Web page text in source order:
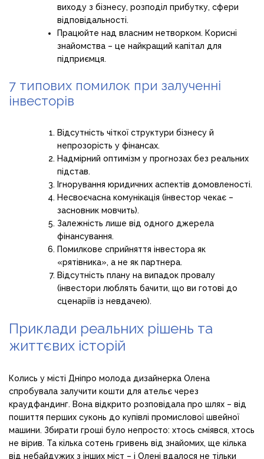
виходу з бізнесу, розподіл прибутку, сфери
відповідальності.
Працюйте над власним нетворком. Корисні
знайомства – це найкращий капітал для
підприємця.
7 типових помилок при залученні
інвесторів
Відсутність чіткої структури бізнесу й
непрозорість у фінансах.
Надмірний оптимізм у прогнозах без реальних
підстав.
Ігнорування юридичних аспектів домовленості.
Несвоєчасна комунікація (інвестор чекає –
засновник мовчить).
Залежність лише від одного джерела
фінансування.
Помилкове сприйняття інвестора як
«рятівника», а не як партнера.
Відсутність плану на випадок провалу
(інвестори люблять бачити, що ви готові до
сценаріїв із невдачею).
Приклади реальних рішень та
життєвих історій
Колись у місті Дніпро молода дизайнерка Олена
спробувала залучити кошти для ательє через
краудфандинг. Вона відкрито розповідала про шлях – від
пошиття перших суконь до купівлі промислової швейної
машини. Збирати гроші було непросто: хтось сміявся, хтось
не вірив. Та кілька сотень гривень від знайомих, ще кілька
від небайдужих з інших міст – і Олені вдалося не тільки